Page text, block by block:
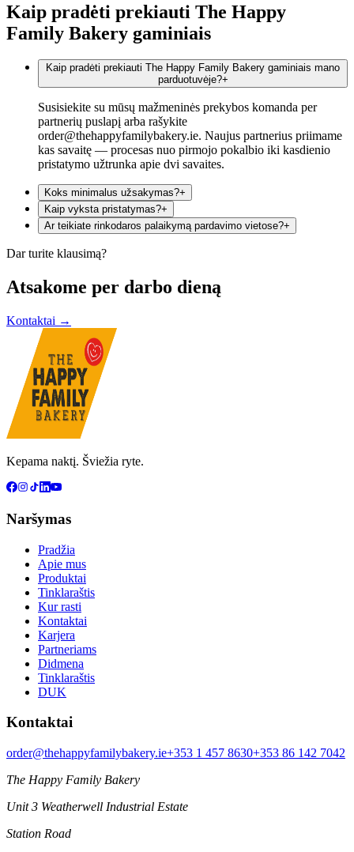
Kaip pradėti prekiauti The Happy
Family Bakery gaminiais
Kaip pradėti prekiauti The Happy Family Bakery gaminiais mano
parduotuvėje?+
Susisiekite su mūsų mažmeninės prekybos komanda per
partnerių puslapį arba rašykite
order@thehappyfamilybakery.ie. Naujus partnerius priimame
kas savaitę — procesas nuo pirmojo pokalbio iki kasdienio
pristatymo užtrunka apie dvi savaites.
Koks minimalus užsakymas?+
Kaip vyksta pristatymas?+
Ar teikiate rinkodaros palaikymą pardavimo vietose?+
Dar turite klausimą?
Atsakome per darbo dieną
Kontaktai →
Kepama naktį. Šviežia ryte.
Naršymas
Pradžia
Apie mus
Produktai
Tinklaraštis
Kur rasti
Kontaktai
Karjera
Partneriams
Didmena
Tinklaraštis
DUK
Kontaktai
order@thehappyfamilybakery.ie+353 1 457 8630+353 86 142 7042
The Happy Family Bakery
Unit 3 Weatherwell Industrial Estate
Station Road